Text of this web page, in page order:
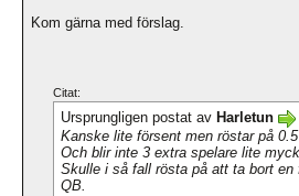
Kom gärna med förslag.
Citat:
Ursprungligen postat av Harletun
Kanske lite försent men röstar på
Och blir inte 3 extra spelare lite
Skulle i så fall rösta på att ta bort
QB.